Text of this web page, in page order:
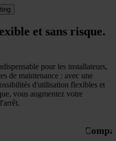
et sans risque.
pour les installateurs,
de maintenance : avec une
d'utilisation flexibles et
vous augmentez votre